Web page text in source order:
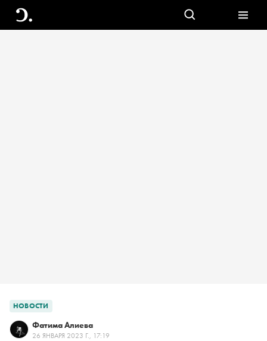
НОВОСТИ
Фатима Алиева
26 ЯНВАРЯ 2023 Г., 17:19